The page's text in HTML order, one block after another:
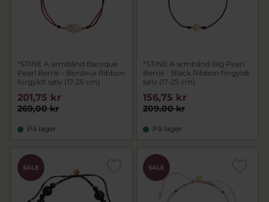
*STINE A armbånd Baroque
Pearl Berrie - Bordeux Ribbon
forgyldt sølv (17-25 cm)
269,00 kr
201,75 kr
På lager
*STINE A armbånd Big Pearl
Berrie - Black Ribbon forgyldt
sølv (17-25 cm)
209,00 kr
156,75 kr
På lager
SALE SALE